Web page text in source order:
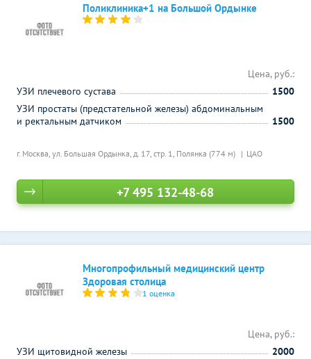
Поликлиника+1 на Большой Ордынке
г. Москва, ул. Большая Ордынка, д. 17, стр. 1, Полянка (774 м) ЦАО
Цена, руб.:
УЗИ плечевого сустава
1500
УЗИ простаты (предстательной железы) абдоминальным
и ректальным датчиком
1500
+7 495 132-48-68
Многопрофильный медицинский центр
Здоровая столица
1 оценка
Цена, руб.:
УЗИ щитовидной железы
2000